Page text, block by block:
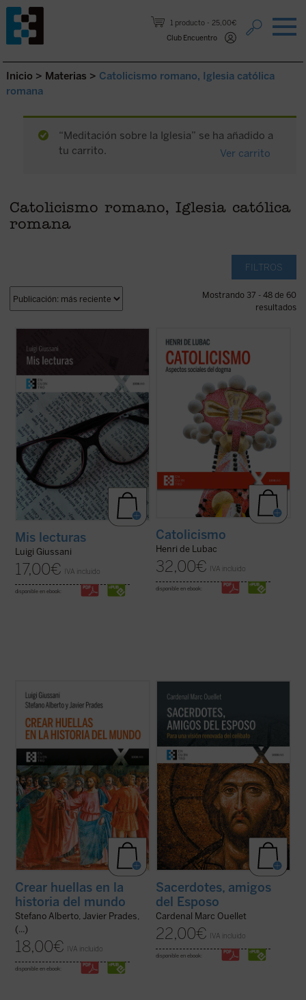
1 producto
25,00€
Club Encuentro
Saltar al contenido.
Inicio > Materias > Catolicismo romano, Iglesia católica
romana
“Meditación sobre la Iglesia” se ha añadido a
tu carrito.
Ver carrito
Catolicismo romano, Iglesia católica
romana
FILTROS
Mostrando 37 - 48 de 60
resultados
que Luigi Giussani llevó a cabo de sus
autores más queridos. Un libro en el que se
muestra, más allá del ejercicio de crítica
literaria, cómo un espíritu auténticamente
cristiano lee, en la ...
Mis lecturas
Luigi Giussani
17,00€ IVA incluido
disponible en ebook:
En este gran clásico, de carácter
programático, del padre De Lubac se
perfilan los dos rasgos esenciales de la
realidadcatólica. Por un lado, la dimensión
«social» --la solidaridad universal como
acontecimiento salvífico de la ...
Catolicismo
Henri de Lubac
32,00€ IVA incluido
disponible en ebook:
La clave de bóveda del presente libro es el
descubrimiento del sentido profundo del
cristianismo como acontecimiento
imprevisto e imprevisible: el anuncio de que
el Misterio se ha hecho hombre en un lugar
y un tiempo determinados. Este es ...
(ver
Crear huellas en la
historia del mundo
Stefano Alberto, Javier Prades,
(...)
18,00€ IVA incluido
disponible en ebook:
Obispos reflexiona sobre la renovación
sacerdotal en unos tiempos en los que «los
escándalos, las humillaciones y el desgaste
han sumido al clero en un estado de
vulnerabilidad, si no de desconcierto, ...
Sacerdotes, amigos
del Esposo
Cardenal Marc Ouellet
22,00€ IVA incluido
disponible en ebook: